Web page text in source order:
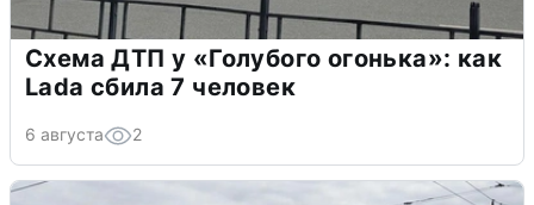
Схема ДТП у «Голубого огонька»: как
Lada сбила 7 человек
6 августа 2